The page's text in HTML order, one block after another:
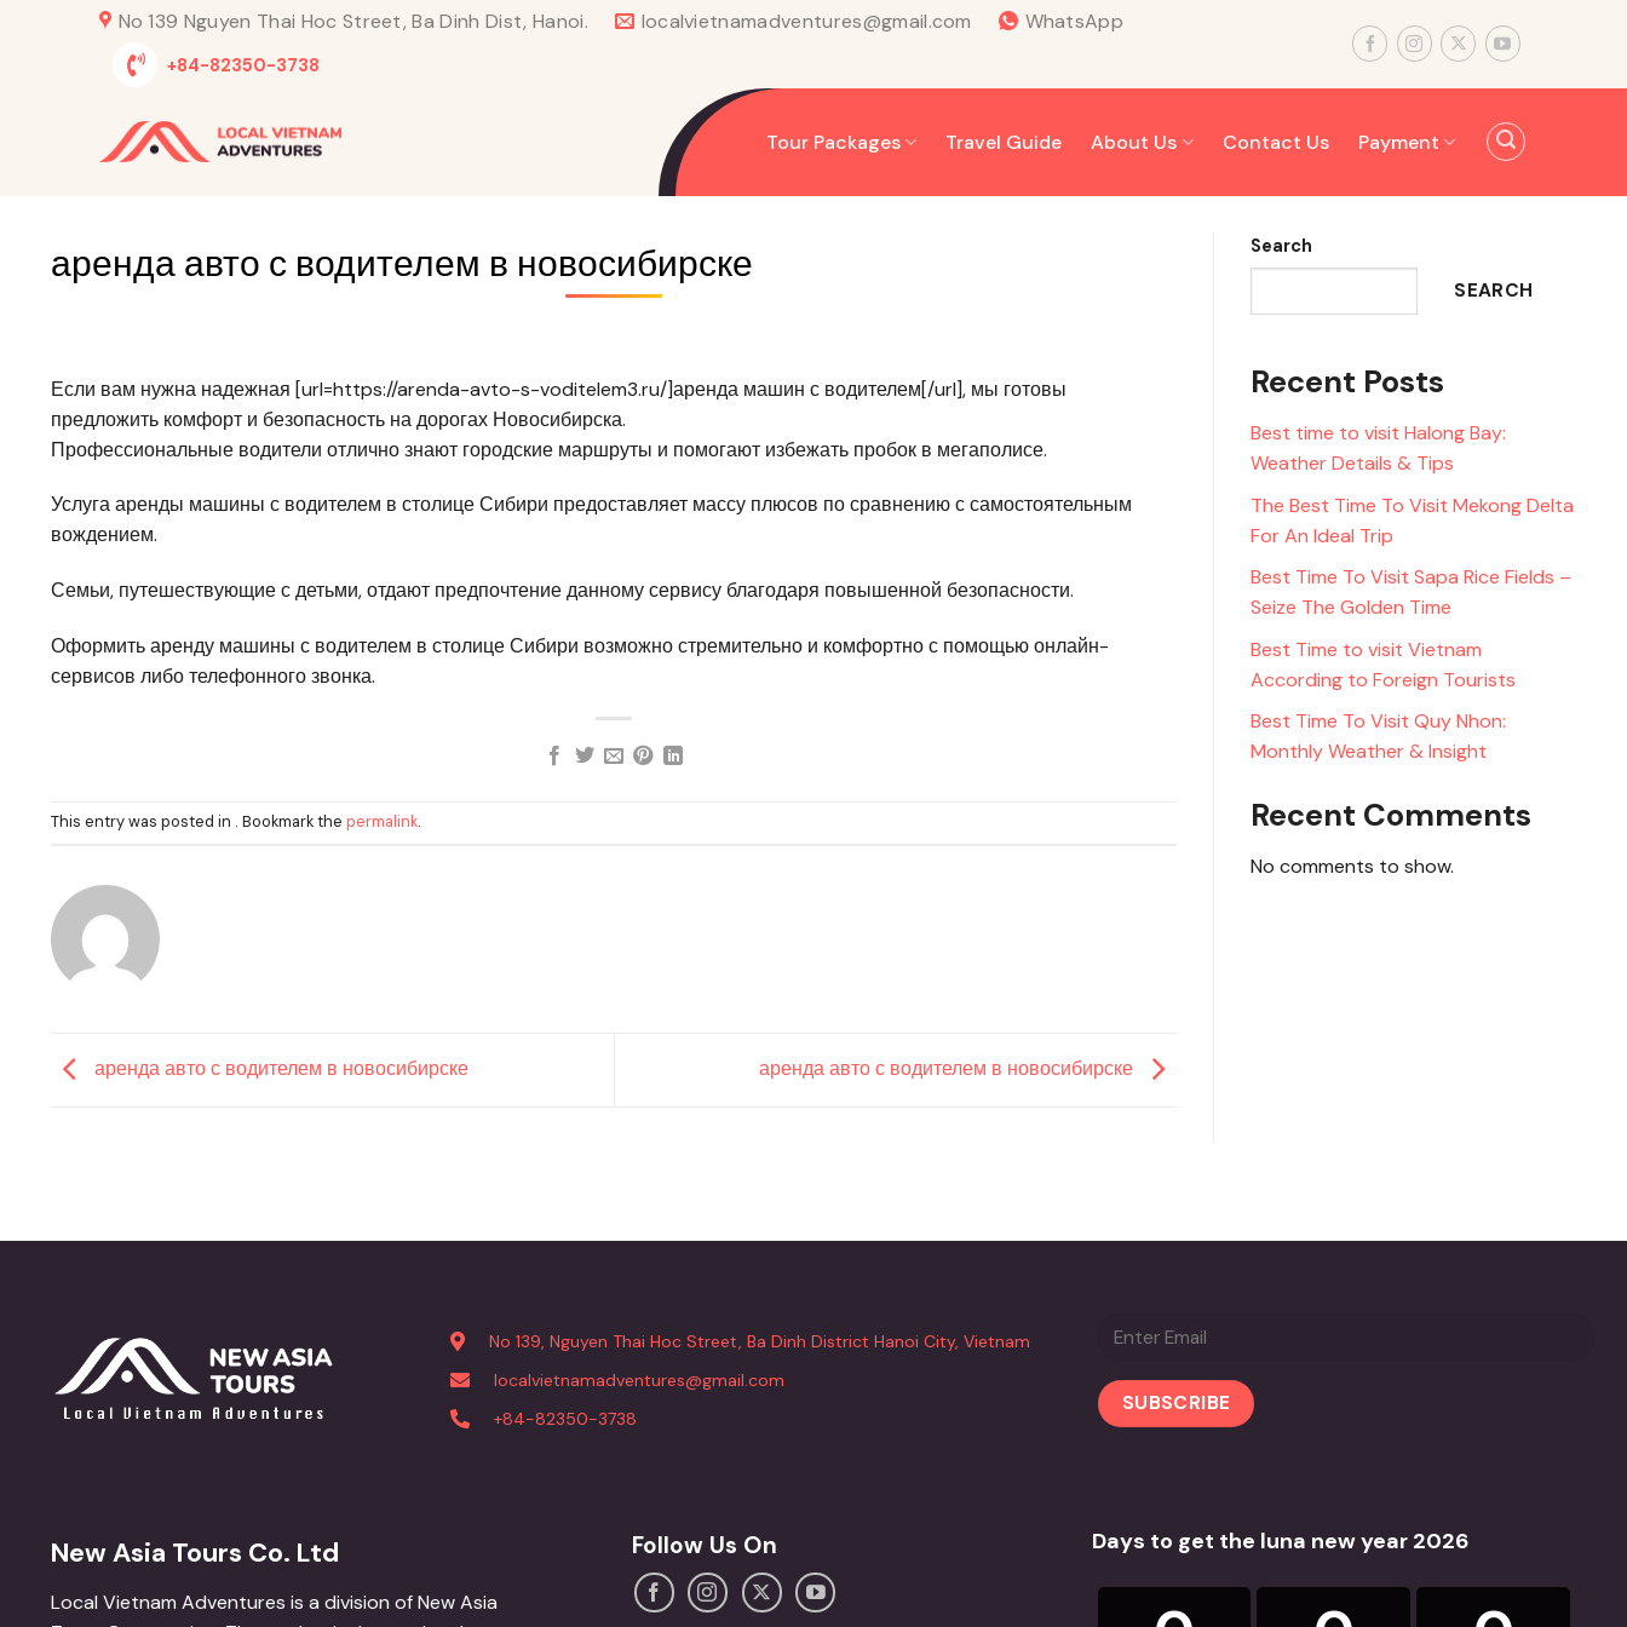
No 139 Nguyen Thai Hoc Street, Ba Dinh Dist, Hanoi. localvietnamadventures@gmail.com WhatsApp
+84-82350-3738
Tour Packages Travel Guide About Us Contact Us Payment
аренда авто с водителем в новосибирске
Если вам нужна надежная [url=https://arenda-avto-s-voditelem3.ru/]аренда машин с водителем[/url], мы готовы
предложить комфорт и безопасность на дорогах Новосибирска.
Профессиональные водители отлично знают городские маршруты и помогают избежать пробок в мегаполисе.
Услуга аренды машины с водителем в столице Сибири предоставляет массу плюсов по сравнению с самостоятельным
вождением.
Семьи, путешествующие с детьми, отдают предпочтение данному сервису благодаря повышенной безопасности.
Оформить аренду машины с водителем в столице Сибири возможно стремительно и комфортно с помощью онлайн-
сервисов либо телефонного звонка.
This entry was posted in . Bookmark the permalink.
аренда авто с водителем в новосибирске аренда авто с водителем в новосибирске
Search
SEARCH
Recent Posts
Best time to visit Halong Bay:
Weather Details & Tips
The Best Time To Visit Mekong Delta
For An Ideal Trip
Best Time To Visit Sapa Rice Fields –
Seize The Golden Time
Best Time to visit Vietnam
According to Foreign Tourists
Best Time To Visit Quy Nhon:
Monthly Weather & Insight
Recent Comments
No comments to show.
No 139, Nguyen Thai Hoc Street, Ba Dinh District Hanoi City, Vietnam
localvietnamadventures@gmail.com
+84-82350-3738
New Asia Tours Co. Ltd
Local Vietnam Adventures is a division of New Asia
Follow Us On Days to get the luna new year 2026